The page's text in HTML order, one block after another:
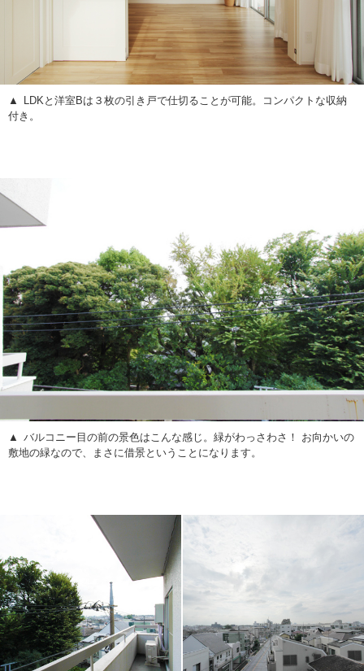
LDKと洋室Bは３枚の引き戸で仕切ることが可能。コンパクトな収納
付き。
バルコニー目の前の景色はこんな感じ。緑がわっさわさ！ お向かいの
敷地の緑なので、まさに借景ということになります。